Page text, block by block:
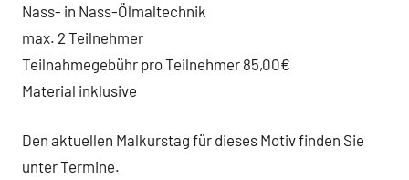
Nass- in Nass-Ölmaltechnik
max. 2 Teilnehmer
Teilnahmegebühr pro Teilnehmer 85,00€
Material inklusive
Den aktuellen Malkurstag für dieses Motiv finden Sie
unter Termine.